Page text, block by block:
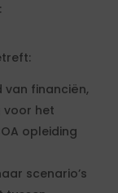
van financiën,
voor het
opleiding
scenario’s